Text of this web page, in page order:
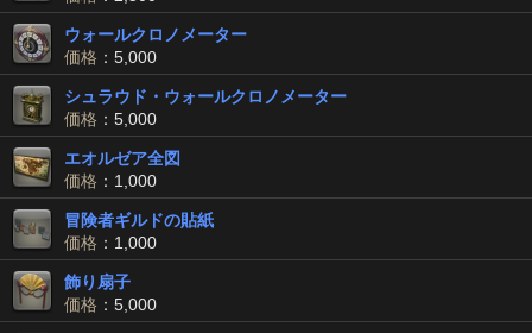
ウォールクロノメーター
価格 ：5,000
シュラウド・ウォールクロノメーター
価格 ：5,000
エオルゼア全図
価格 ：1,000
冒険者ギルドの貼紙
価格 ：1,000
飾り扇子
価格 ：5,000